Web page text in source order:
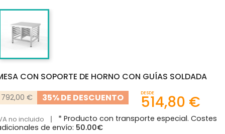
CON SOPORTE DE HORNO CON GUÍAS SOLDADA
792,00 € 35% DE DESCUENTO DESDE
514,80 €
no incluido
* Producto con transporte especial. Costes
de envío: 50.00€